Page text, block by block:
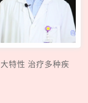
特性 治疗多种疾